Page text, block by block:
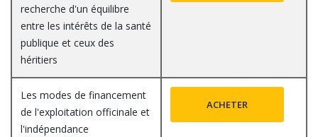
recherche d'un équilibre
entre les intérêts de la santé
publique et ceux des
héritiers
Les modes de financement
de l'exploitation officinale et
l'indépendance
ACHETER